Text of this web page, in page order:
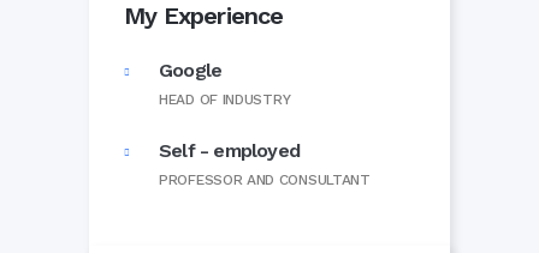
My Experience
Google
HEAD OF INDUSTRY
Self - employed
PROFESSOR AND CONSULTANT